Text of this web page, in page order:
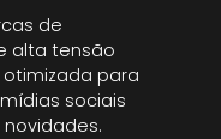
de
alta tensão
para
sociais